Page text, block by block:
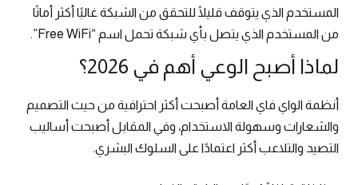
المستخدم الذي يتوقف قليلًا للتحقق من الشبكة غالبًا أكثر أمانًا
من المستخدم الذي يتصل بأي شبكة تحمل اسم “Free WiFi”.
لماذا أصبح الوعي أهم في 2026؟
أنظمة الواي فاي العامة أصبحت أكثر احترافية من حيث التصميم
والشعارات وسهولة الاستخدام، وفي المقابل أصبحت أساليب
التصيد والتلاعب أكثر اعتمادًا على السلوك البشري.